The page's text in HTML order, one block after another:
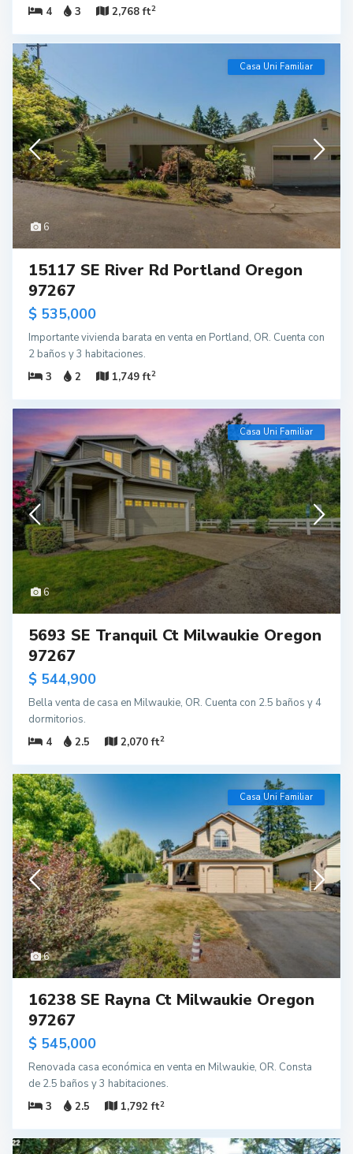
4 3 2,768 ft2
6
Casa Uni Familiar
15117 SE River Rd Portland Oregon
97267
$ 535,000
Importante vivienda barata en venta en Portland, OR. Cuenta con
2 baños y 3 habitaciones.
3
2 1,749 ft2
6
Casa Uni Familiar
5693 SE Tranquil Ct Milwaukie Oregon
97267
$ 544,900
Bella venta de casa en Milwaukie, OR. Cuenta con 2.5 baños y 4
dormitorios.
4
2.5 2,070 ft2
6
Casa Uni Familiar
16238 SE Rayna Ct Milwaukie Oregon
97267
$ 545,000
Renovada casa económica en venta en Milwaukie, OR. Consta
de 2.5 baños y 3 habitaciones.
3
2.5 1,792 ft2